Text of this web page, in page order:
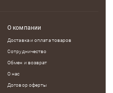
О компании
Доставка и оплата товаров
Сотрудничество
Обмен и возврат
О нас
Договор оферты